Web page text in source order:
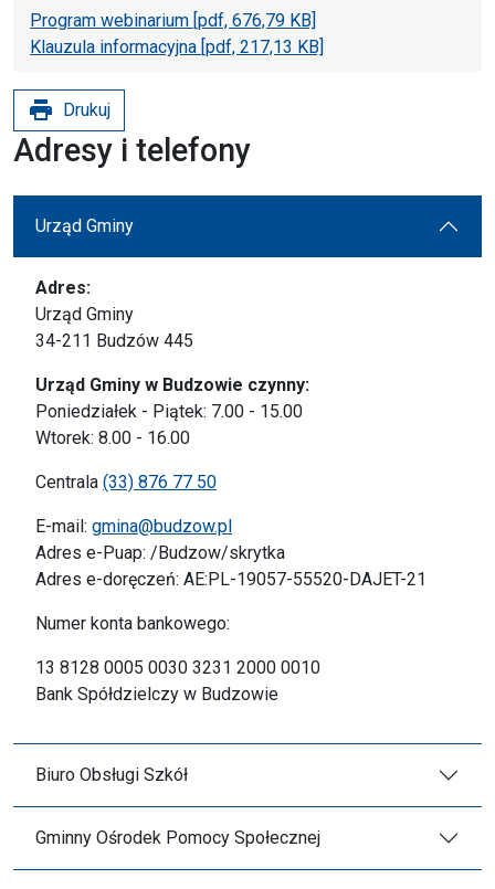
Program webinarium [pdf, 676,79 KB]
Klauzula informacyjna [pdf, 217,13 KB]
print Drukuj
Adresy i telefony
Urząd Gminy
Adres:
Urząd Gminy
34-211 Budzów 445
Urząd Gminy w Budzowie czynny:
Poniedziałek - Piątek: 7.00 - 15.00
Wtorek: 8.00 - 16.00
Centrala (33) 876 77 50
E-mail: gmina@budzow.pl
Adres e-Puap: /Budzow/skrytka
Adres e-doręczeń: AE:PL-19057-55520-DAJET-21
Numer konta bankowego:
13 8128 0005 0030 3231 2000 0010
Bank Spółdzielczy w Budzowie
Biuro Obsługi Szkół
Gminny Ośrodek Pomocy Społecznej